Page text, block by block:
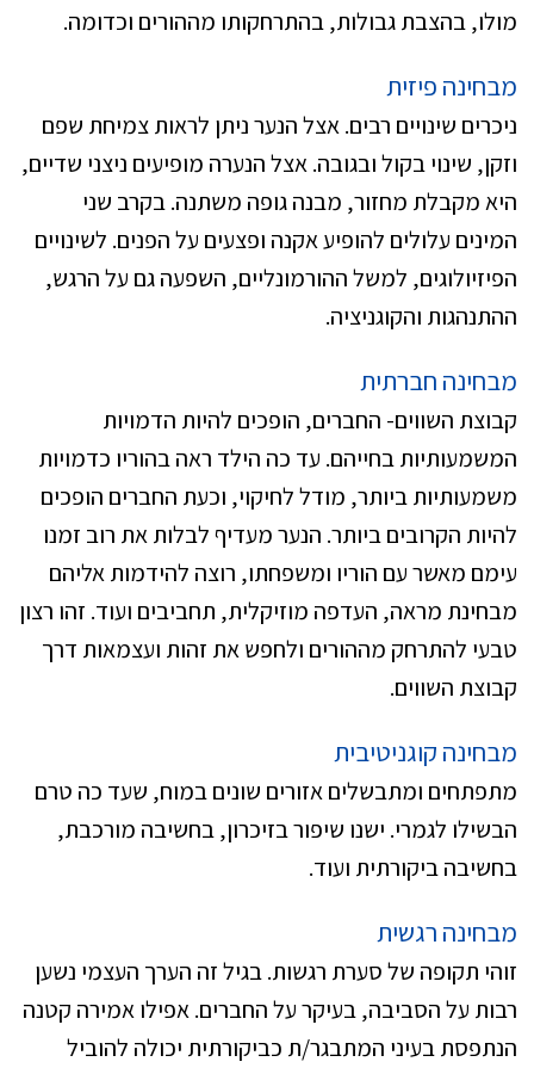
מולו, בהצבת גבולות, בהתרחקותו מההורים וכדומה.
מבחינה פיזית
ניכרים שינויים רבים. אצל הנער ניתן לראות צמיחת שפם
וזקן, שינוי בקול ובגובה. אצל הנערה מופיעים ניצני שדיים,
היא מקבלת מחזור, מבנה גופה משתנה. בקרב שני
המינים עלולים להופיע אקנה ופצעים על הפנים. לשינויים
הפיזיולוגים, למשל ההורמונליים, השפעה גם על הרגש,
ההתנהגות והקוגניציה.
מבחינה חברתית
קבוצת השווים- החברים, הופכים להיות הדמויות
המשמעותיות בחייהם. עד כה הילד ראה בהוריו כדמויות
משמעותיות ביותר, מודל לחיקוי, וכעת החברים הופכים
להיות הקרובים ביותר. הנער מעדיף לבלות את רוב זמנו
עימם מאשר עם הוריו ומשפחתו, רוצה להידמות אליהם
מבחינת מראה, העדפה מוזיקלית, תחביבים ועוד. זהו רצון
טבעי להתרחק מההורים ולחפש את זהות ועצמאות דרך
קבוצת השווים.
מבחינה קוגניטיבית
מתפתחים ומתבשלים אזורים שונים במוח, שעד כה טרם
הבשילו לגמרי. ישנו שיפור בזיכרון, בחשיבה מורכבת,
בחשיבה ביקורתית ועוד.
מבחינה רגשית
זוהי תקופה של סערת רגשות. בגיל זה הערך העצמי נשען
רבות על הסביבה, בעיקר על החברים. אפילו אמירה קטנה
הנתפסת בעיני המתבגר/ת כביקורתית יכולה להוביל